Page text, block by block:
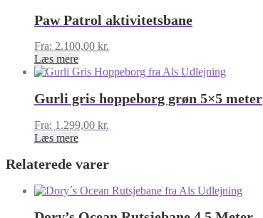
Paw Patrol aktivitetsbane
Fra: 2.100,00 kr.
Læs mere
Gurli gris hoppeborg grøn 5×5 meter
Fra: 1.299,00 kr.
Læs mere
Relaterede varer